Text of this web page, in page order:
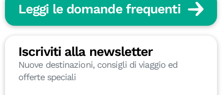
Leggi le domande frequenti
Iscriviti alla newsletter
Nuove destinazioni, consigli di viaggio ed
offerte speciali